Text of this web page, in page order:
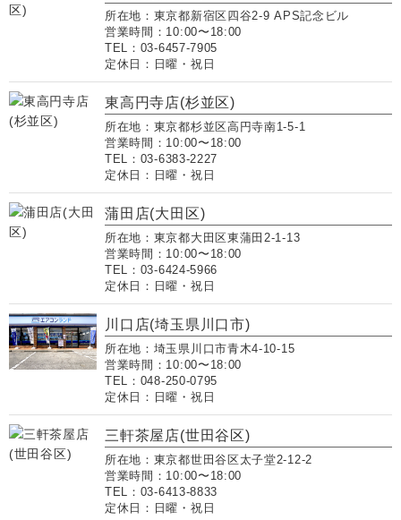
所在地：東京都新宿区四谷2-9 APS記念ビル
営業時間：10:00〜18:00
TEL：03-6457-7905
定休日：日曜・祝日
東高円寺店(杉並区)
所在地：東京都杉並区高円寺南1-5-1
営業時間：10:00〜18:00
TEL：03-6383-2227
定休日：日曜・祝日
蒲田店(大田区)
所在地：東京都大田区東蒲田2-1-13
営業時間：10:00〜18:00
TEL：03-6424-5966
定休日：日曜・祝日
川口店(埼玉県川口市)
所在地：埼玉県川口市青木4-10-15
営業時間：10:00〜18:00
TEL：048-250-0795
定休日：日曜・祝日
三軒茶屋店(世田谷区)
所在地：東京都世田谷区太子堂2-12-2
営業時間：10:00〜18:00
TEL：03-6413-8833
定休日：日曜・祝日